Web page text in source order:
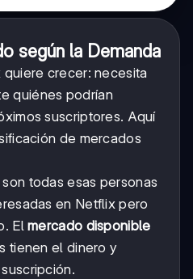
según la Demanda
crecer: necesita
quiénes podrían
suscriptores. Aquí
de mercados
son todas esas personas
en Netflix pero
Elmercado disponible
tienen el dinero y